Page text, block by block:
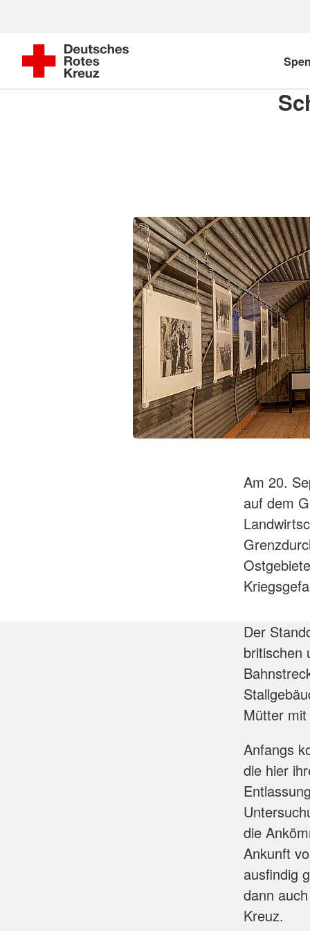
Am 20.
auf dem
Der
britischen
Mütter
Anfangs
die hier
die
Ankunft
ausfindig
dann
Kreuz.